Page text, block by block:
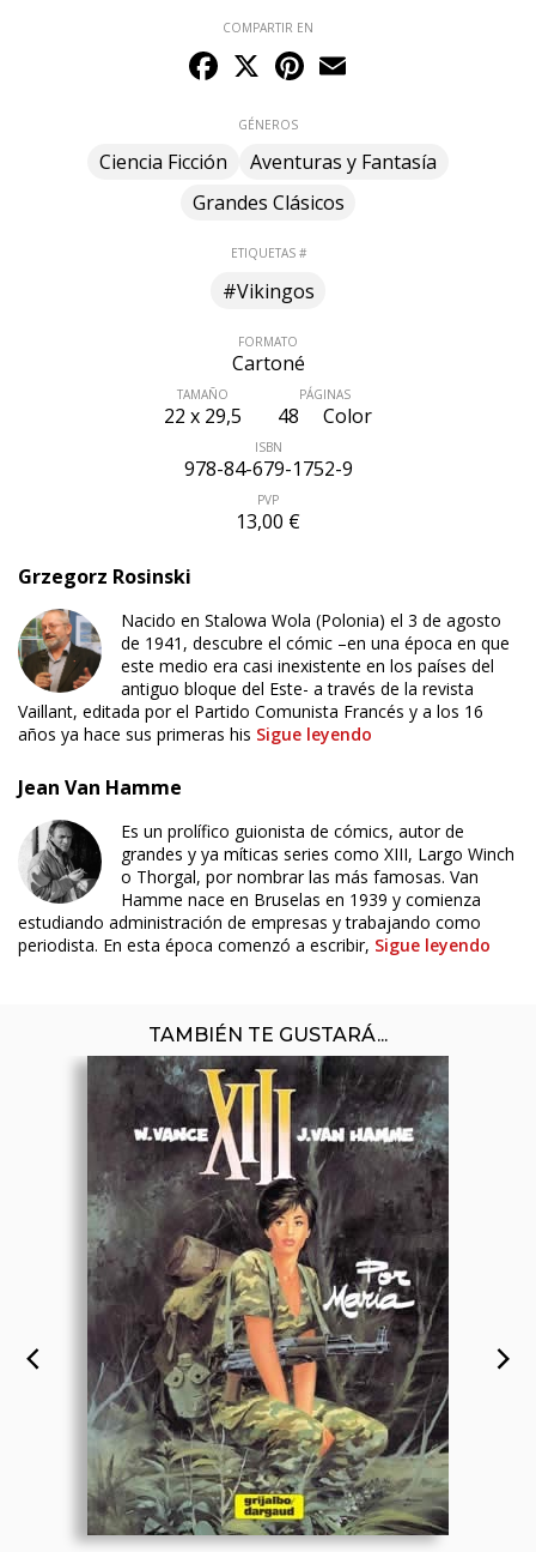
COMPARTIR EN
Facebook
X Pinterest
GÉNEROS
Ciencia Ficción
Aventuras y Fantasía
Grandes Clásicos
ETIQUETAS #
#Vikingos
FORMATO
Cartoné
TAMAÑO
22 x 29,5
PÁGINAS
48 Color
ISBN
978-84-679-1752-9
PVP
13,00 €
Grzegorz Rosinski
Nacido en Stalowa Wola (Polonia) el 3 de agosto
de 1941, descubre el cómic –en una época en que
este medio era casi inexistente en los países del
antiguo bloque del Este- a través de la revista
Vaillant, editada por el Partido Comunista Francés y a los 16
años ya hace sus primeras his Sigue leyendo
Jean Van Hamme
Es un prolífico guionista de cómics, autor de
grandes y ya míticas series como XIII, Largo Winch
o Thorgal, por nombrar las más famosas. Van
Hamme nace en Bruselas en 1939 y comienza
estudiando administración de empresas y trabajando como
periodista. En esta época comenzó a escribir, Sigue leyendo
TAMBIÉN TE GUSTARÁ...